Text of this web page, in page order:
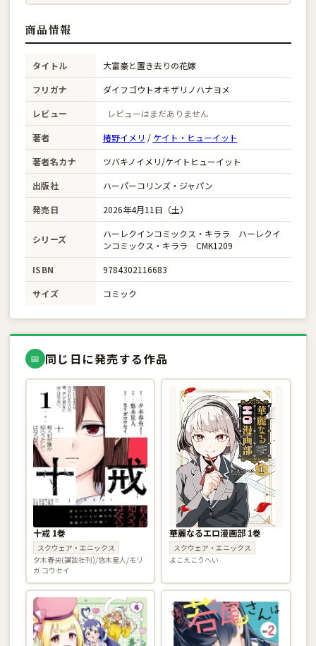
商品情報
タイトル
大富豪と置き去りの花嫁
フリガナ
ダイフゴウトオキザリノハナヨメ
レビュー
レビューはまだありません
著者
椿野イメリ / ケイト・ヒューイット
著者名カナ
ツバキノイメリ/ケイトヒューイット
出版社
ハーパーコリンズ・ジャパン
発売日
2026年4月11日（土）
シリーズ
ハーレクインコミックス・キララ ハーレクイ
ンコミックス・キララ CMK1209
ISBN
9784302116683
サイズ
コミック
📅 同じ日に発売する作品
十戒 1巻
スクウェア・エニックス
夕木春央(講談社刊)/悠木星人/モリ
ガ コウセイ
華麗なるエロ漫画部 1巻
スクウェア・エニックス
よこえこうへい